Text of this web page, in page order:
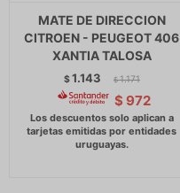
MATE DE DIRECCION
CITROEN - PEUGEOT 406
XANTIA TALOSA
$1.143 $ 1.171
$ 972